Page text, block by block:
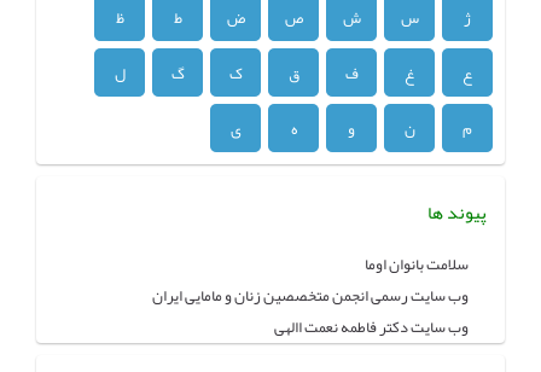
ژ
س ش ص ض ط
ظ
ع
غ ف ق ک گ
ل
م
ن و ه ی
پیوند ها
سلامت بانوان اوما
وب سایت رسمی انجمن متخصصین زنان و مامایی ایران
وب سایت دکتر فاطمه نعمت االهی